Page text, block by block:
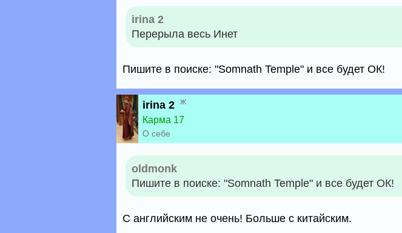
irina 2
Перерыла весь Инет
Пишите в поиске: "Somnath Temple" и все будет ОК!
irina 2 ж
Карма 17
О себе
oldmonk
Пишите в поиске: "Somnath Temple" и все будет ОК!
С английским не очень! Больше с китайским.